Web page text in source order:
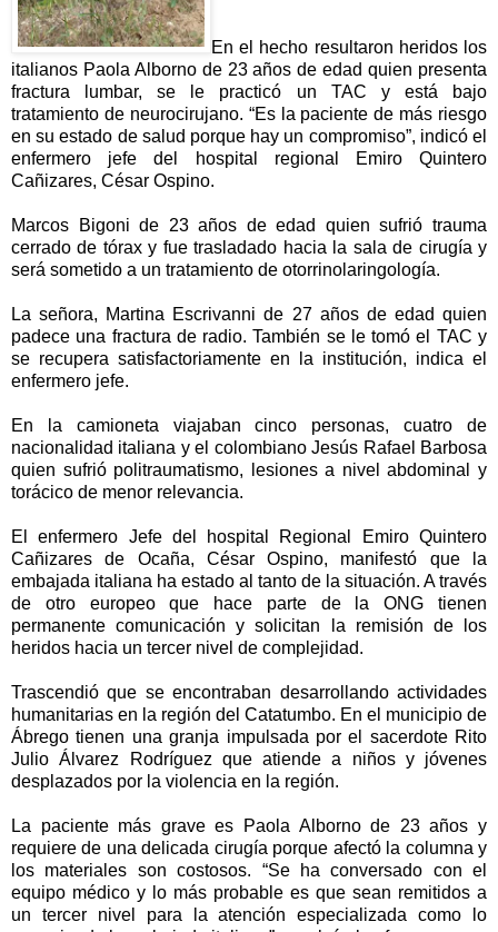
En el hecho resultaron heridos los
italianos Paola Alborno de 23 años de edad quien presenta
fractura lumbar, se le practicó un TAC y está bajo
tratamiento de neurocirujano. “Es la paciente de más riesgo
en su estado de salud porque hay un compromiso”, indicó el
enfermero jefe del hospital regional Emiro Quintero
Cañizares, César Ospino.
Marcos Bigoni de 23 años de edad quien sufrió trauma
cerrado de tórax y fue trasladado hacia la sala de cirugía y
será sometido a un tratamiento de otorrinolaringología.
La señora, Martina Escrivanni de 27 años de edad quien
padece una fractura de radio. También se le tomó el TAC y
se recupera satisfactoriamente en la institución, indica el
enfermero jefe.
En la camioneta viajaban cinco personas, cuatro de
nacionalidad italiana y el colombiano Jesús Rafael Barbosa
quien sufrió politraumatismo, lesiones a nivel abdominal y
torácico de menor relevancia.
El enfermero Jefe del hospital Regional Emiro Quintero
Cañizares de Ocaña, César Ospino, manifestó que la
embajada italiana ha estado al tanto de la situación. A través
de otro europeo que hace parte de la ONG tienen
permanente comunicación y solicitan la remisión de los
heridos hacia un tercer nivel de complejidad.
Trascendió que se encontraban desarrollando actividades
humanitarias en la región del Catatumbo. En el municipio de
Ábrego tienen una granja impulsada por el sacerdote Rito
Julio Álvarez Rodríguez que atiende a niños y jóvenes
desplazados por la violencia en la región.
La paciente más grave es Paola Alborno de 23 años y
requiere de una delicada cirugía porque afectó la columna y
los materiales son costosos. “Se ha conversado con el
equipo médico y lo más probable es que sean remitidos a
un tercer nivel para la atención especializada como lo